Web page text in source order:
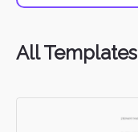
All Templates